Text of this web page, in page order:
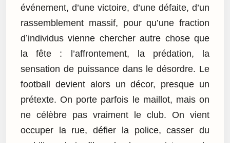
événement, d’une victoire, d’une défaite, d’un
rassemblement massif, pour qu’une fraction
d’individus vienne chercher autre chose que
la fête : l’affrontement, la prédation, la
sensation de puissance dans le désordre. Le
football devient alors un décor, presque un
prétexte. On porte parfois le maillot, mais on
ne célèbre pas vraiment le club. On vient
occuper la rue, défier la police, casser du